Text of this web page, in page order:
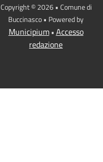
Copyright © 2026 • Comune di
Buccinasco • Powered by
Municipium• Accesso
redazione